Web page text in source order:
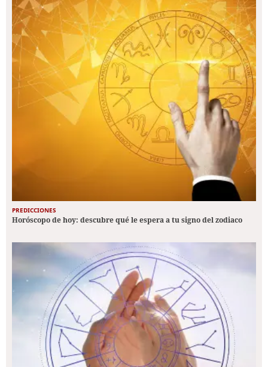
PREDICCIONES
Horóscopo de hoy: descubre qué le espera a tu signo del zodiaco